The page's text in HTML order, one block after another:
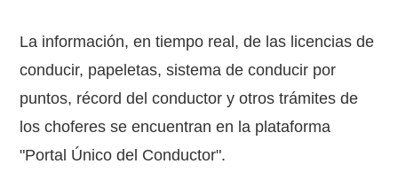
La información, en tiempo real, de las licencias de
conducir, papeletas, sistema de conducir por
puntos, récord del conductor y otros trámites de
los choferes se encuentran en la plataforma
"Portal Único del Conductor".